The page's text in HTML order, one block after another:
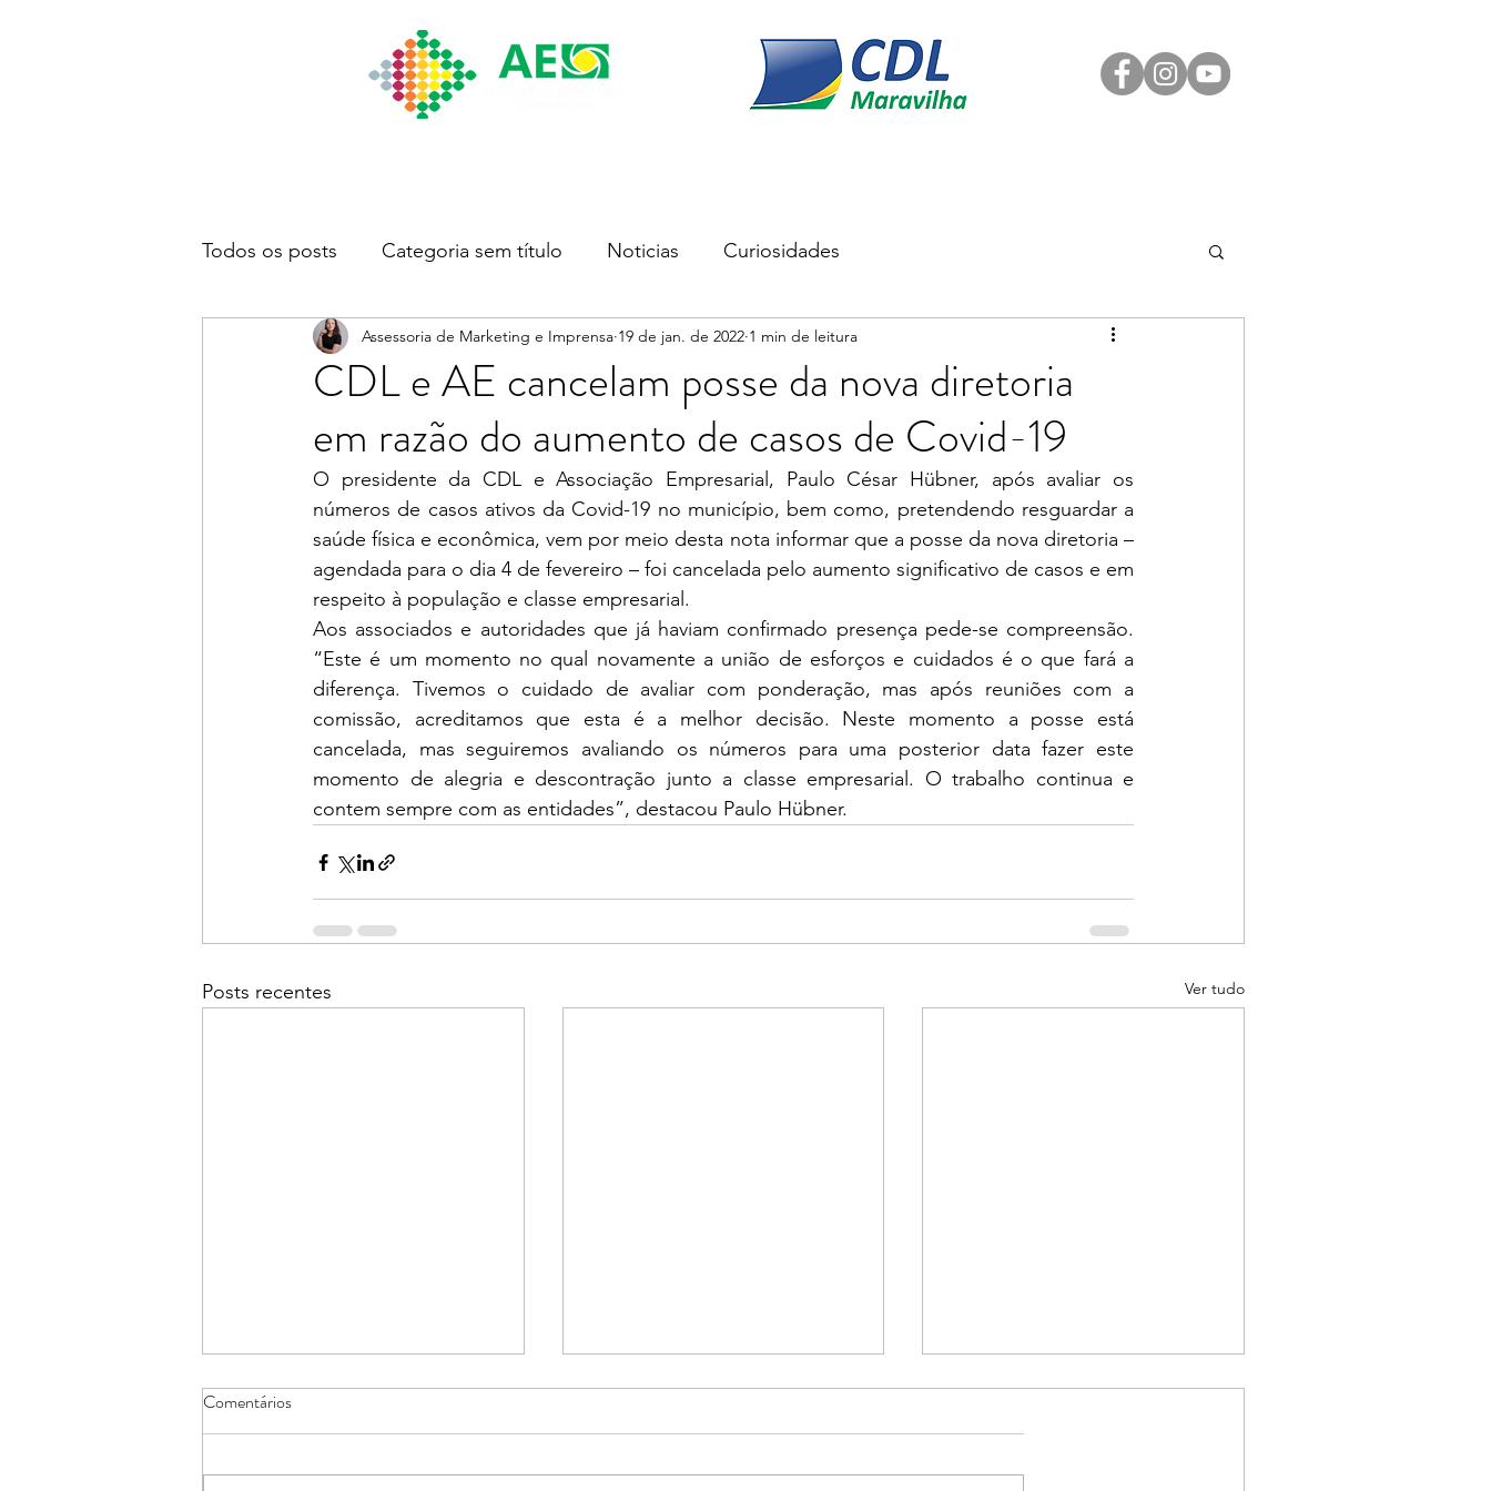
Todos os posts Categoria sem título Noticias Curiosidades
CDL e AE cancelam posse da nova diretoria
em razão do aumento de casos de Covid-19
Assessoria de Marketing e Imprensa 19 de jan. de 2022 1 min de leitura
O presidente da CDL e Associação Empresarial, Paulo César Hübner, após avaliar os
números de casos ativos da Covid-19 no município, bem como, pretendendo resguardar a
saúde física e econômica, vem por meio desta nota informar que a posse da nova diretoria –
agendada para o dia 4 de fevereiro – foi cancelada pelo aumento significativo de casos e em
respeito à população e classe empresarial.
Aos associados e autoridades que já haviam confirmado presença pede-se compreensão.
“Este é um momento no qual novamente a união de esforços e cuidados é o que fará a
diferença. Tivemos o cuidado de avaliar com ponderação, mas após reuniões com a
comissão, acreditamos que esta é a melhor decisão. Neste momento a posse está
cancelada, mas seguiremos avaliando os números para uma posterior data fazer este
momento de alegria e descontração junto a classe empresarial. O trabalho continua e
contem sempre com as entidades”, destacou Paulo Hübner.
Posts recentes Ver tudo
Comentários